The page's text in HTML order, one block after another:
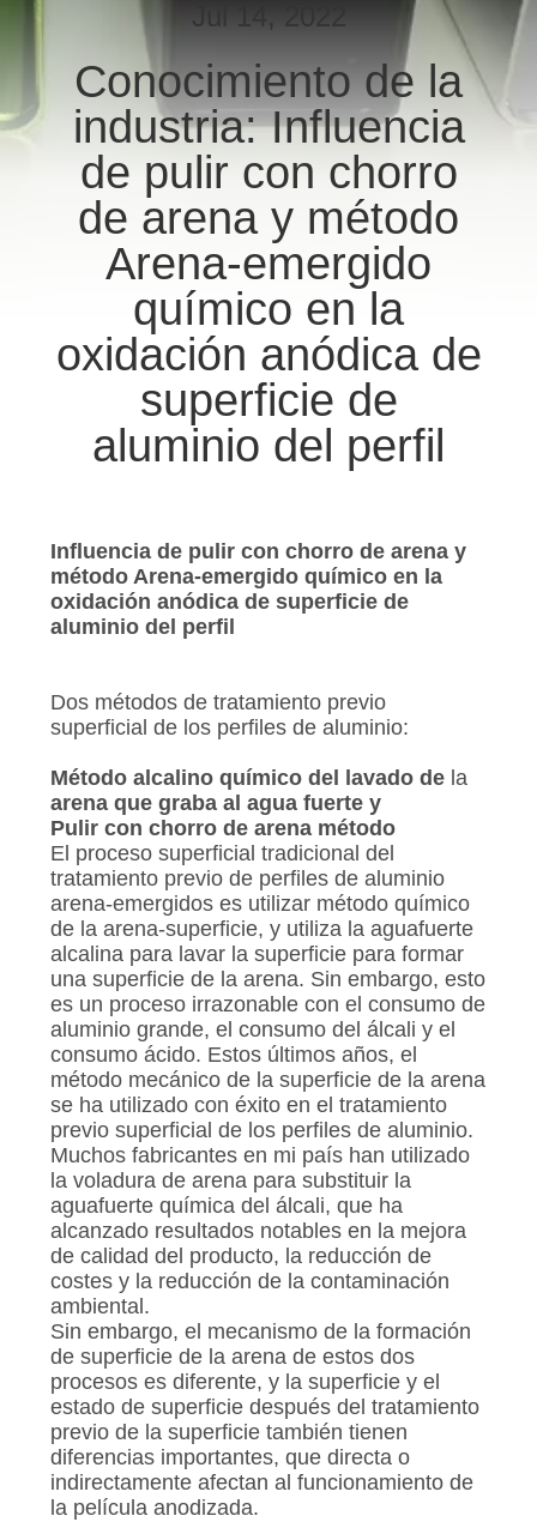
LA
FÁBRICA
CONTROL
CALIDAD
ÉNTRENOS
CONTACTO
NOTICIAS
PIDA
UNA
CITA
MAPA
DEL
SITIO
POLÍTICA
PRIVACIDAD
Conocimiento de la
industria: Influencia
de pulir con chorro
de arena y método
Arena-emergido
químico en la
oxidación anódica de
superficie de
aluminio del perfil
Influencia de pulir con chorro de arena y
método Arena-emergido químico en la
oxidación anódica de superficie de
aluminio del perfil
Dos métodos de tratamiento previo
superficial de los perfiles de aluminio:
Método alcalino químico del lavado dela
arena que graba al agua fuerte y
Pulir con chorro de arena método
El proceso superficial tradicional del
tratamiento previo de perfiles de aluminio
arena-emergidos es utilizar método químico
de la arena-superficie, y utiliza la aguafuerte
alcalina para lavar la superficie para formar
una superficie de la arena. Sin embargo, esto
es un proceso irrazonable con el consumo de
aluminio grande, el consumo del álcali y el
consumo ácido. Estos últimos años, el
método mecánico de la superficie de la arena
se ha utilizado con éxito en el tratamiento
previo superficial de los perfiles de aluminio.
Muchos fabricantes en mi país han utilizado
la voladura de arena para substituir la
aguafuerte química del álcali, que ha
alcanzado resultados notables en la mejora
de calidad del producto, la reducción de
costes y la reducción de la contaminación
ambiental.
Sin embargo, el mecanismo de la formación
de superficie de la arena de estos dos
procesos es diferente, y la superficie y el
estado de superficie después del tratamiento
previo de la superficie también tienen
diferencias importantes, que directa o
indirectamente afectan al funcionamiento de
la película anodizada.